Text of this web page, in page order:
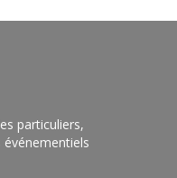
particuliers,